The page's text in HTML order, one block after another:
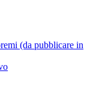
(da pubblicare in